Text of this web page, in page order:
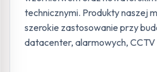
technicznymi. Produkty naszej
szerokie zastosowanie przy
datacenter, alarmowych, CCTV